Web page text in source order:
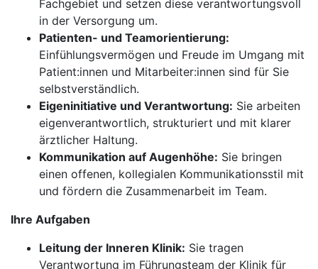
Fachgebiet und setzen diese verantwortungsvoll
in der Versorgung um.
Patienten- und Teamorientierung:
Einfühlungsvermögen und Freude im Umgang mit
Patient:innen und Mitarbeiter:innen sind für Sie
selbstverständlich.
Eigeninitiative und Verantwortung: Sie arbeiten
eigenverantwortlich, strukturiert und mit klarer
ärztlicher Haltung.
Kommunikation auf Augenhöhe: Sie bringen
einen offenen, kollegialen Kommunikationsstil mit
und fördern die Zusammenarbeit im Team.
Ihre Aufgaben
Leitung der Inneren Klinik: Sie tragen
Verantwortung im Führungsteam der Klinik für